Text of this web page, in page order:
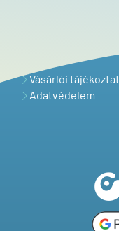
Vásárlói
Adatvédelem